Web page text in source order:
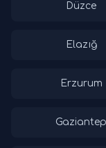
Düzce
Elazığ
Erzurum
Gaziantep